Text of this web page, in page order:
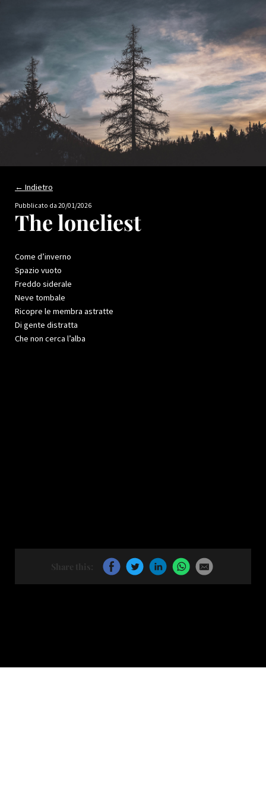
← Indietro
Pubblicato da 20/01/2026
The loneliest
Come d’inverno
Spazio vuoto
Freddo siderale
Neve tombale
Ricopre le membra astratte
Di gente distratta
Che non cerca l’alba
Share this: